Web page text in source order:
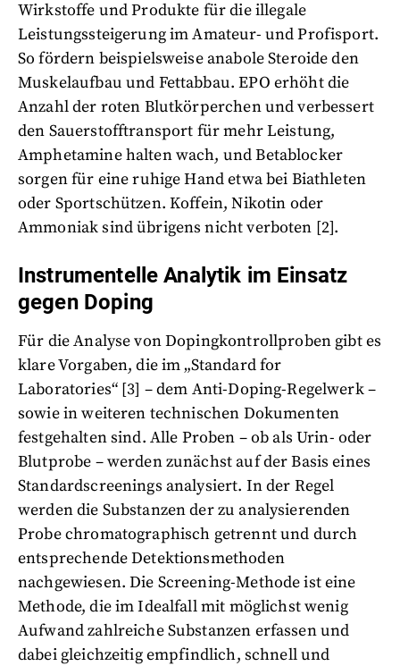
Wirkstoffe und Produkte für die illegale
Leistungssteigerung im Amateur- und Profisport.
So fördern beispielsweise anabole Steroide den
Muskelaufbau und Fettabbau. EPO erhöht die
Anzahl der roten Blutkörperchen und verbessert
den Sauerstofftransport für mehr Leistung,
Amphetamine halten wach, und Betablocker
sorgen für eine ruhige Hand etwa bei Biathleten
oder Sportschützen. Koffein, Nikotin oder
Ammoniak sind übrigens nicht verboten [2].
Instrumentelle Analytik im Einsatz
gegen Doping
Für die Analyse von Dopingkontrollproben gibt es
klare Vorgaben, die im „Standard for
Laboratories“ [3] – dem Anti-Doping-Regelwerk –
sowie in weiteren technischen Dokumenten
festgehalten sind. Alle Proben – ob als Urin- oder
Blutprobe – werden zunächst auf der Basis eines
Standardscreenings analysiert. In der Regel
werden die Substanzen der zu analysierenden
Probe chromatographisch getrennt und durch
entsprechende Detektionsmethoden
nachgewiesen. Die Screening-Methode ist eine
Methode, die im Idealfall mit möglichst wenig
Aufwand zahlreiche Substanzen erfassen und
dabei gleichzeitig empfindlich, schnell und